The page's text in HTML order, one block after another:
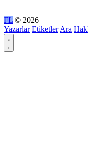
FL © 2026
Yazarlar Etiketler Ara